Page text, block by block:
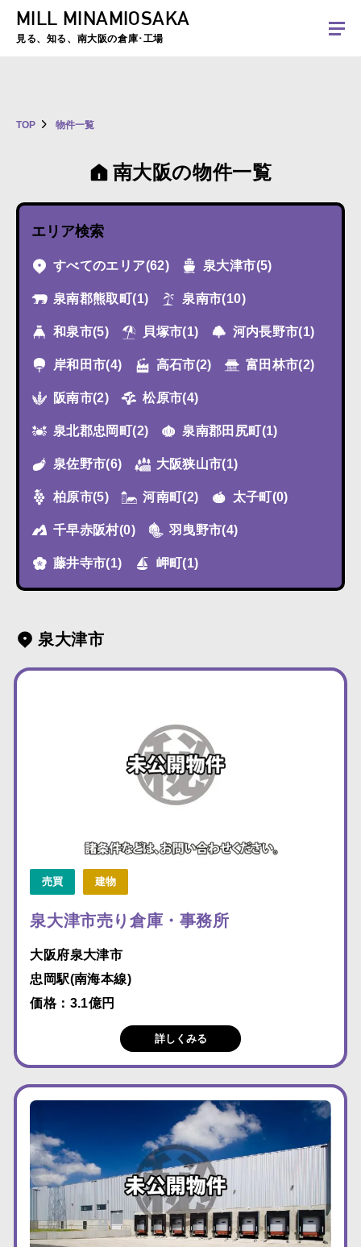
夏季休暇のお知らせ：2026年8月8日(土)～8月16日(日)まで休業とさせていた
MILL MINAMIOSAKA
見る、知る、南大阪の倉庫･工場
TOP 物件一覧
南大阪の物件一覧
エリア検索
すべてのエリア(62) 泉大津市(5)
泉南郡熊取町(1) 泉南市(10)
和泉市(5) 貝塚市(1) 河内長野市(1)
岸和田市(4) 高石市(2) 富田林市(2)
阪南市(2) 松原市(4)
泉北郡忠岡町(2) 泉南郡田尻町(1)
泉佐野市(6) 大阪狭山市(1)
柏原市(5) 河南町(2) 太子町(0)
千早赤阪村(0) 羽曳野市(4)
藤井寺市(1) 岬町(1)
泉大津市
売買 建物
泉大津市売り倉庫・事務所
大阪府泉大津市
忠岡駅(南海本線)
価格：3.1億円
詳しくみる